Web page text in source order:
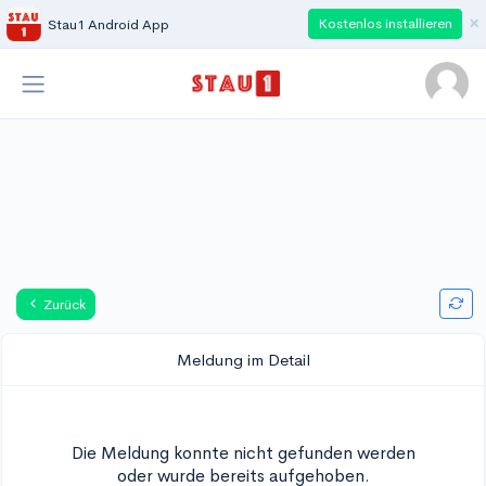
Stau1 Android App Kostenlos installieren ×
Zurück
Meldung im Detail
Die Meldung konnte nicht gefunden werden
oder wurde bereits aufgehoben.